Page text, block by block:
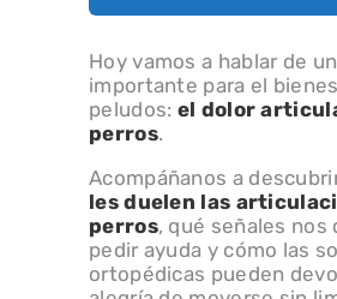
Hoy vamos a hablar de
importante para el
peludos: el dolor
perros.
Acompáñanos a
les duelen las
perros, qué señales nos
pedir ayuda y cómo las
ortopédicas pueden